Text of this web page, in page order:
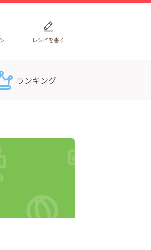
レシピを書く
ランキング